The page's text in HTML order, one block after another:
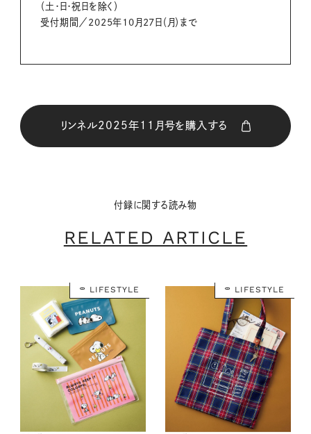
（土・日・祝日を除く）
受付期間／2025年10月27日（月）まで
リンネル2025年11月号を購入する
付録に関する読み物
RELATED ARTICLE
LIFESTYLE LIFESTYLE